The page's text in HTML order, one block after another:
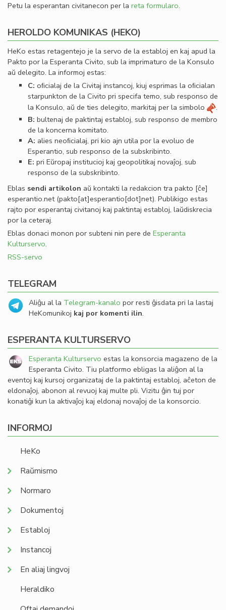
Petu la esperantan civitanecon per la reta formularo.
HEROLDO KOMUNIKAS (HEKO)
HeKo estas retagentejo je la servo de la establoj en kaj apud la
Pakto por la Esperanta Civito, sub la imprimaturo de la Konsulo
aŭ delegito. La informoj estas:
C: oﬁcialaj de la Civitaj instancoj, kiuj esprimas la oﬁcialan
starpunkton de la Civito pri specifa temo, sub responso de
la Konsulo, aŭ de ties delegito, markitaj per la simbolo
.
B: bultenaj de paktintaj establoj, sub responso de membro
de la koncerna komitato.
A: alies neoﬁcialaj, pri kio ajn utila por la evoluo de
Esperantio, sub responso de la subskribinto.
E: pri Eŭropaj institucioj kaj geopolitikaj novaĵoj, sub
responso de la subskribinto.
Eblas sendi artikolon aŭ kontakti la redakcion tra pakto [ĉe]
esperantio.net(pakto[at]esperantio[dot]net). Publikigo estas
rajto por esperantaj civitanoj kaj paktintaj establoj, laŭdiskrecia
por la ceteraj.
Eblas donaci monon por subteni nin pere de Esperanta
Kulturservo.
RSS-servo
TELEGRAM
Aliĝu al la Telegram-kanalo por resti ĝisdata pri la lastaj
HeKomunikoj kaj por komenti ilin.
ESPERANTA KULTURSERVO
Esperanta Kulturservo estas la konsorcia magazeno de la
Esperanta Civito. Tiu platformo ebligas la aliĝon al la
eventoj kaj kursoj organizataj de la paktintaj establoj, aĉeton de
eldonaĵoj, abonon al revuoj kaj multe pli. Vizitu ĝin tuj por
konatiĝi kun la aktivaĵoj kaj eldonaj novaĵoj de la konsorcio.
INFORMOJ
HeKo
Raŭmismo
Normaro
Dokumentoj
Establoj
Instancoj
En aliaj lingvoj
Heraldiko